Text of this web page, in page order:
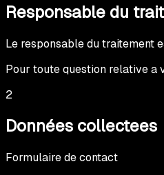
Responsable du
Le responsable du traitement
Pour toute question relative a
2
Données collectees
Formulaire de contact